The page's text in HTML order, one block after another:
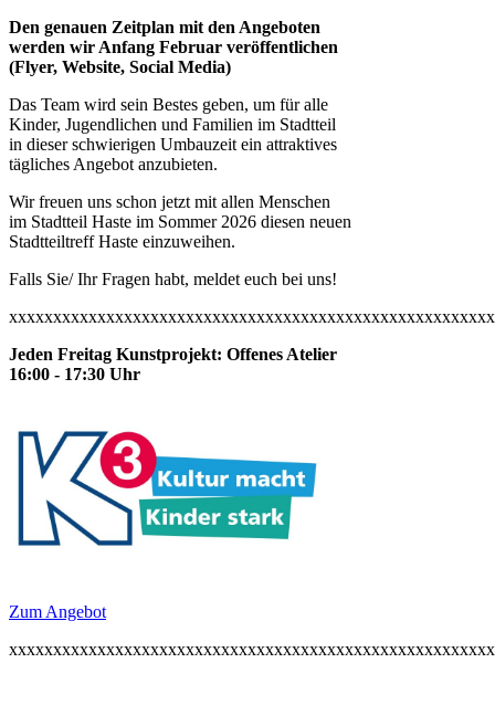
Den genauen Zeitplan mit den Angeboten
werden wir Anfang Februar veröffentlichen
(Flyer, Website, Social Media)
Das Team wird sein Bestes geben, um für alle
Kinder, Jugendlichen und Familien im Stadtteil
in dieser schwierigen Umbauzeit ein attraktives
tägliches Angebot anzubieten.
Wir freuen uns schon jetzt mit allen Menschen
im Stadtteil Haste im Sommer 2026 diesen neuen
Stadtteiltreff Haste einzuweihen.
Falls Sie/ Ihr Fragen habt, meldet euch bei uns!
Jeden Freitag Kunstprojekt: Offenes Atelier
16:00 - 17:30 Uhr
Zum Angebot